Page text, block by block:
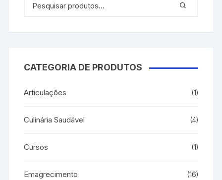
CATEGORIA DE PRODUTOS
Articulações (1)
Culinária Saudável (4)
Cursos (1)
Emagrecimento (16)